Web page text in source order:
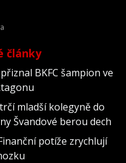
články
BKFC šampion ve
mladší kolegyně do
Švandové berou dech
potíže zrychlují